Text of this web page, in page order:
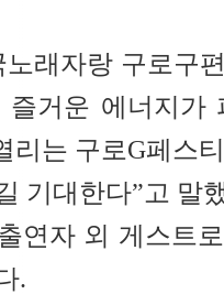
래자랑 구로구
즐거운 에너지가
리는 구로G페스
기대한다”고 말
연자 외 게스트
.